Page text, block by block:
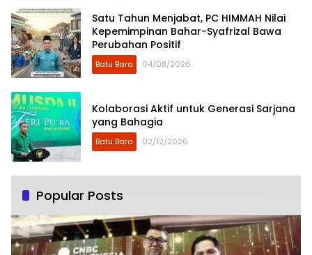
​Satu Tahun Menjabat, PC HIMMAH Nilai
Kepemimpinan Bahar-Syafrizal Bawa
Perubahan Positif
Batu Bara 04/08/2026
Kolaborasi Aktif untuk Generasi Sarjana
yang Bahagia
Batu Bara 02/12/2026
Popular Posts